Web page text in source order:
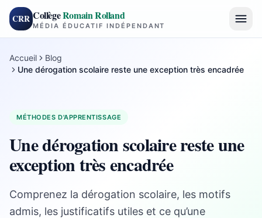
CRR CollègeRomain Rolland
MÉDIA ÉDUCATIF INDÉPENDANT
Accueil
Blog
Une dérogation scolaire reste une exception très encadrée
MÉTHODES D'APPRENTISSAGE
Une dérogation scolaire reste une
exception très encadrée
Comprenez la dérogation scolaire, les motifs
admis, les justificatifs utiles et ce qu’une
exception très encadrée